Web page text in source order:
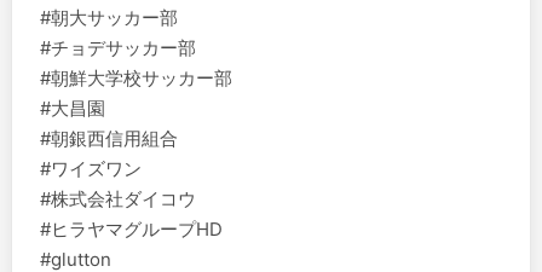
#朝大サッカー部
#チョデサッカー部
#朝鮮大学校サッカー部
#大昌園
#朝銀西信用組合
#ワイズワン
#株式会社ダイコウ
#ヒラヤマグループHD
#glutton